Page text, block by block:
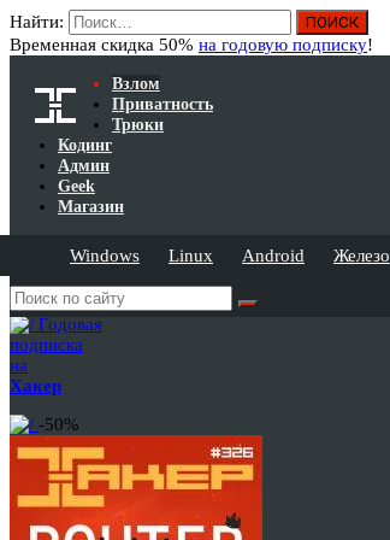
Найти:
Временная скидка 50% на годовую подписку!
Взлом
Приватность
Трюки
Кодинг
Админ
Geek
Магазин
Windows Linux Android Железо
Годовая
подписка
на
Хакер
-50%